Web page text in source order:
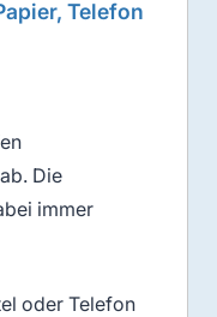
Telefon
Die
immer
oder Telefon